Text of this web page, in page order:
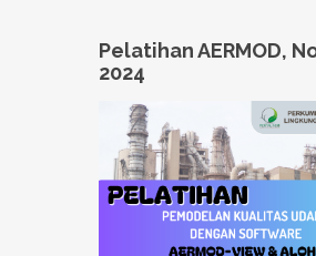
Pelatihan AERMOD,
2024